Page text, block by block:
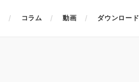
コラム 動画 ダウンロード